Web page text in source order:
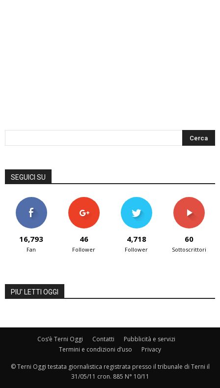
SEGUICI SU
16,793
Fan
46
Follower
4,718
Follower
60
Sottoscrittori
PIU' LETTI OGGI
Cos’è Terni Oggi Contatti
Pubblicità e servizi
Termini e condizioni d’uso
Privacy
© Terni Oggi testata giornalistica registrata presso il tribunale di Terni il
31/05/11 cron. 885 N° 10/11